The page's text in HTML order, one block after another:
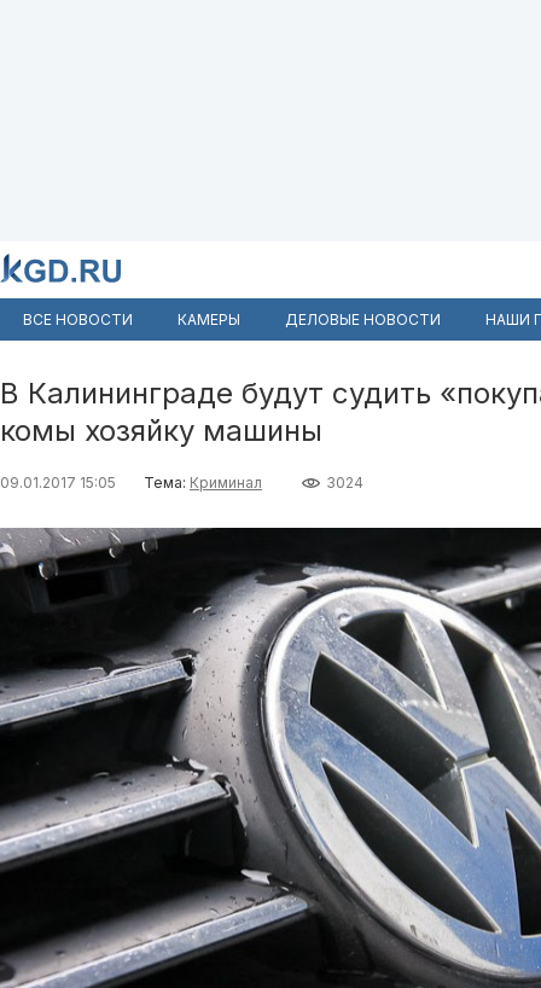
ВСЕ НОВОСТИ КАМЕРЫ ДЕЛОВЫЕ НОВОСТИ НАШИ
В Калининграде будут судить
комы хозяйку машины
09.01.2017 15:05 Тема: Криминал 3024